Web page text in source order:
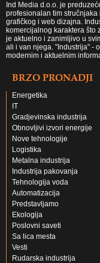
Ind Media d.o.o. je
profesionalan tim
grafičkog i web dizajna.
komercijalnog karaktera što
je aktuelno i zanimljivo u
ali i van njega. "Industrija" -
modernim i aktuelnim
BRZO PRONADJI
Energetika
IT
Gradjevinska industrija
Obnovljivi izvori energije
Nove tehnologije
Logistika
Metalna industrija
Industrija pakovanja
Tehnologija voda
Automatizacija
Predstavljamo
Ekologija
Poslovni saveti
Sa lica mesta
Vesti
Rudarska industrija